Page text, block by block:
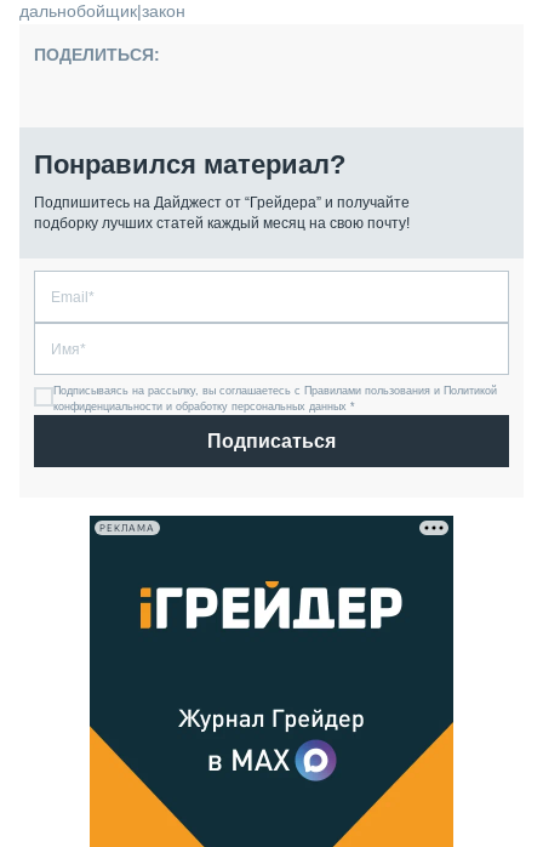
дальнобойщик|закон
ПОДЕЛИТЬСЯ:
Понравился материал?
Подпишитесь на Дайджест от “Грейдера” и получайте
подборку лучших статей каждый месяц на свою почту!
Подписываясь на рассылку, вы соглашаетесь с Правилами пользования и Политикой
конфиденциальности и обработку персональных данных *
Подписаться
РЕКЛАМА